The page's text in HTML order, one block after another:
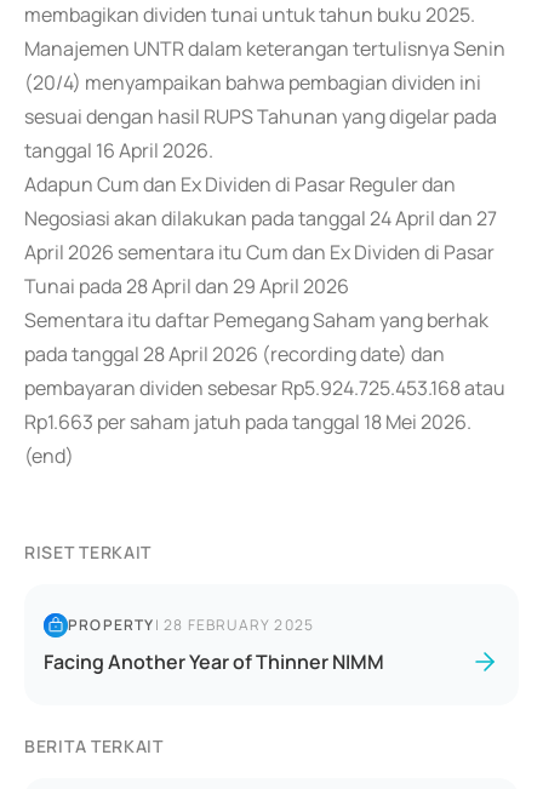
membagikan dividen tunai untuk tahun buku 2025.
Manajemen UNTR dalam keterangan tertulisnya Senin
(20/4) menyampaikan bahwa pembagian dividen ini
sesuai dengan hasil RUPS Tahunan yang digelar pada
tanggal 16 April 2026.
Adapun Cum dan Ex Dividen di Pasar Reguler dan
Negosiasi akan dilakukan pada tanggal 24 April dan 27
April 2026 sementara itu Cum dan Ex Dividen di Pasar
Tunai pada 28 April dan 29 April 2026
Sementara itu daftar Pemegang Saham yang berhak
pada tanggal 28 April 2026 (recording date) dan
pembayaran dividen sebesar Rp5.924.725.453.168 atau
Rp1.663 per saham jatuh pada tanggal 18 Mei 2026.
(end)
RISET TERKAIT
PROPERTY|28 FEBRUARY 2025
Facing Another Year of Thinner NIMM
BERITA TERKAIT